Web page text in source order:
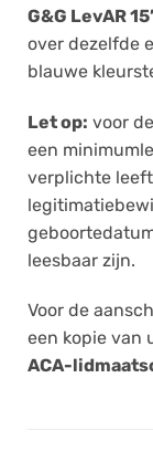
G&G LevAR
over dezelfde
blauwe
Let op: voor
een
verplichte
leesbaar zijn.
Voor de
een kopie van
ACA-